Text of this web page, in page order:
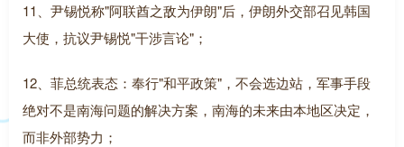
11、尹锡悦称"阿联酋之敌为伊朗"后，伊朗外交部召见韩国
大使，抗议尹锡悦"干涉言论"；
12、菲总统表态：奉行"和平政策"，不会选边站，军事手段
绝对不是南海问题的解决方案，南海的未来由本地区决定，
而非外部势力；